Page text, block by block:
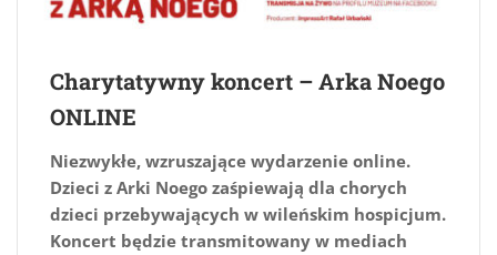
Charytatywny koncert – Arka Noego
ONLINE
Niezwykłe, wzruszające wydarzenie online.
Dzieci z Arki Noego zaśpiewają dla chorych
dzieci przebywających w wileńskim hospicjum.
Koncert będzie transmitowany w mediach